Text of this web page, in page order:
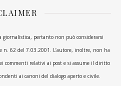
pertanto non può considerarsi
n. 62 del 7.03.2001. L’autore, inoltre, non ha
commenti relativi ai post e si assume il diritto
ai canoni del dialogo aperto e civile.